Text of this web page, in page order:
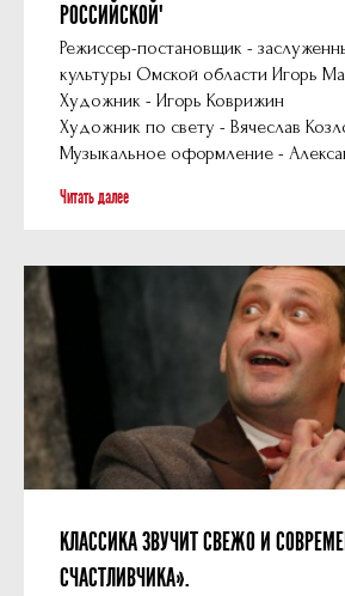
РОССИЙСКОЙ"
Режиссер-постановщик -
культуры Омской области Игорь
Художник - Игорь Коврижин
Художник по свету - Вячеслав
Музыкальное оформление -
Читать далее
КЛАССИКА ЗВУЧИТ СВЕЖО И
СЧАСТЛИВЧИКА».